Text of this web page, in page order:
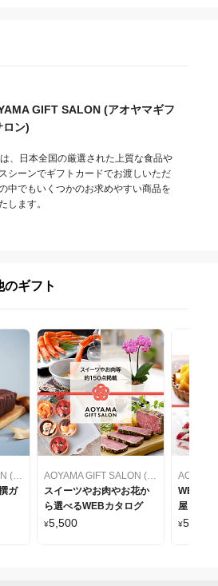
GIFT SALON (アオヤマギフ
ロン)
、日本全国の厳選された上質な食品や
シーンでギフトカードでお渡しいただ
中でもいくつかのお求めやすい商品を
します。
のギフト
AOYAMA GIFT SALON (アオヤマギフトサロン)
ガ
AOYAMA GIFT SALON (アオヤマギフトサロン)
スイーツやお肉やお花か
ら選べるWEBカタログ
¥5,500
WEBカ
屋 ケー
をセレク
¥5,500